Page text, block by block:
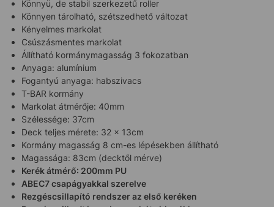
Könnyü, de stabil szerkezetű roller
Könnyen tárolható, szétszedhető változat
Kényelmes markolat
Csúszásmentes markolat
Állítható kormánymagasság 3 fokozatban
Anyaga: alumínium
Fogantyú anyaga: habszivacs
T-BAR kormány
Markolat átmérője: 40mm
Szélessége: 37cm
Deck teljes mérete: 32 x 13cm
Kormány magasság 8 cm-es lépésekben állítható
Magassága: 83cm (decktől mérve)
Kerék átmérő: 200mm PU
ABEC7 csapágyakkal szerelve
Rezgéscsillapító rendszer az első keréken